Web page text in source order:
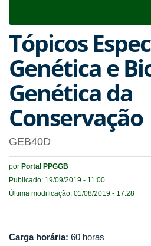
Tópicos
Genética e
Genética da
Conservação
GEB40D
por Portal PPGGB
Publicado: 19/09/2019 - 11:00
Última modificação: 01/08/2019 - 17:28
Carga horária: 60 horas